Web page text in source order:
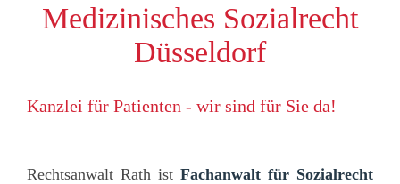
Medizinisches Sozialrecht
Düsseldorf
Kanzlei für Patienten - wir sind für Sie da!
Rechtsanwalt Rath ist Fachanwalt für Sozialrecht